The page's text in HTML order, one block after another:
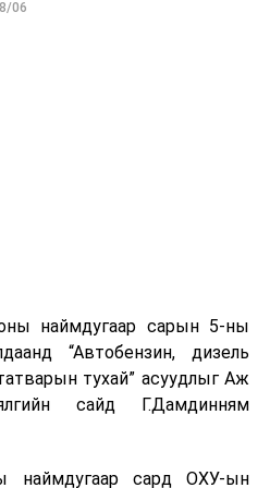
Хятад улс руу аялал
үзүүлдэг дотоодын 15
ын аялал жуулчлалын 100
харилцан туршлага
хүрээнд бусад эх
06
наймдугаар сарын 5-ны
“Автобензин, дизель
тухай” асуудлыг Аж
сайд Г.Дамдинням
наймдугаар сард ОХУ-ын